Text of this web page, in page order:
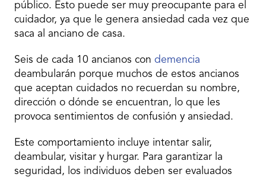
público. Esto puede ser muy preocupante para el
cuidador, ya que le genera ansiedad cada vez que
saca al anciano de casa.
Seis de cada 10 ancianos con demencia
deambularán porque muchos de estos ancianos
que aceptan cuidados no recuerdan su nombre,
dirección o dónde se encuentran, lo que les
provoca sentimientos de confusión y ansiedad.
Este comportamiento incluye intentar salir,
deambular, visitar y hurgar. Para garantizar la
seguridad, los individuos deben ser evaluados